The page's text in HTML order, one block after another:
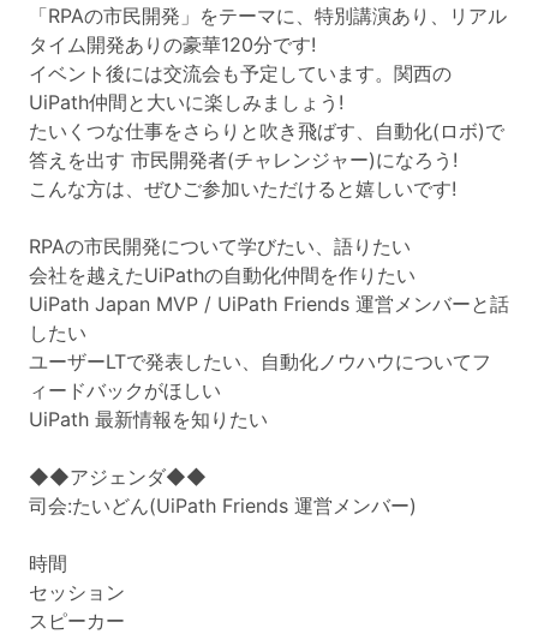
「RPAの市民開発」をテーマに、特別講演あり、リアル
タイム開発ありの豪華120分です!
イベント後には交流会も予定しています。関西の
UiPath仲間と大いに楽しみましょう!
たいくつな仕事をさらりと吹き飛ばす、自動化(ロボ)で
答えを出す 市民開発者(チャレンジャー)になろう!
こんな方は、ぜひご参加いただけると嬉しいです!
RPAの市民開発について学びたい、語りたい
会社を越えたUiPathの自動化仲間を作りたい
UiPath Japan MVP / UiPath Friends 運営メンバーと話
したい
ユーザーLTで発表したい、自動化ノウハウについてフ
ィードバックがほしい
UiPath 最新情報を知りたい
◆◆アジェンダ◆◆
司会:たいどん(UiPath Friends 運営メンバー)
時間
セッション
スピーカー